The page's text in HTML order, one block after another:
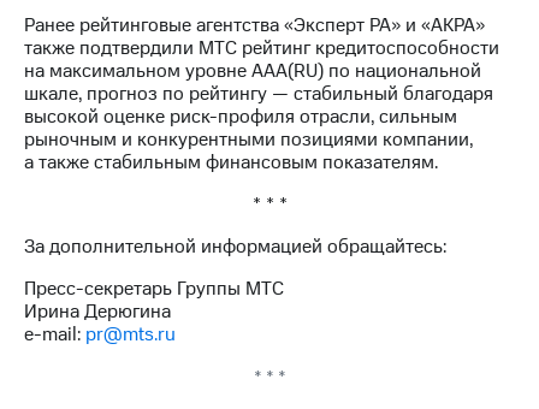
Описание
Еврооблигации-2023
Уведомление
о
погашении
именных
облигаций
Другое
Реквизиты
развитие
деловая этика
На главную
Ранее рейтинговые агентства «Эксперт РА» и «АКРА»
также подтвердили МТС рейтинг кредитоспособности
на максимальном уровне AAA(RU) по национальной
шкале, прогноз по рейтингу — стабильный благодаря
высокой оценке риск-профиля отрасли, сильным
рыночным и конкурентными позициями компании,
а также стабильным финансовым показателям.
* * *
За дополнительной информацией обращайтесь:
Пресс-секретарь Группы МТС
Ирина Дерюгина
e-mail: pr@mts.ru
* * *